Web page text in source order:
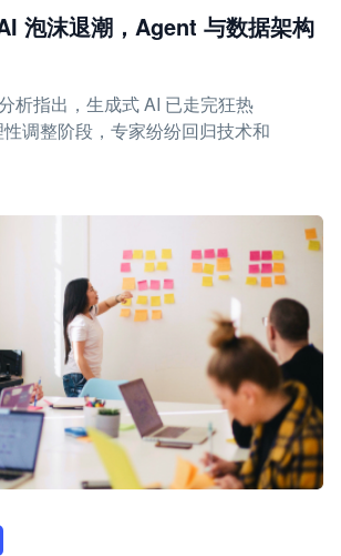
泡沫退潮，Agent 与数据架构
析指出，生成式 AI 已走完狂热
调整阶段，专家纷纷回归技术和